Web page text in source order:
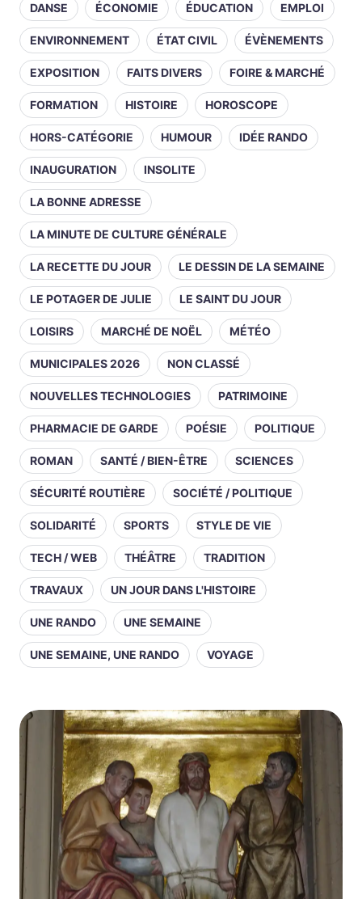
DANSE ÉCONOMIE ÉDUCATION EMPLOI
ENVIRONNEMENT ÉTAT CIVIL ÉVÈNEMENTS
EXPOSITION FAITS DIVERS FOIRE & MARCHÉ
FORMATION HISTOIRE HOROSCOPE
HORS-CATÉGORIE HUMOUR IDÉE RANDO
INAUGURATION INSOLITE
LA BONNE ADRESSE
LA MINUTE DE CULTURE GÉNÉRALE
LA RECETTE DU JOUR LE DESSIN DE LA SEMAINE
LE POTAGER DE JULIE LE SAINT DU JOUR
LOISIRS MARCHÉ DE NOËL MÉTÉO
MUNICIPALES 2026 NON CLASSÉ
NOUVELLES TECHNOLOGIES PATRIMOINE
PHARMACIE DE GARDE POÉSIE POLITIQUE
ROMAN SANTÉ / BIEN-ÊTRE SCIENCES
SÉCURITÉ ROUTIÈRE SOCIÉTÉ / POLITIQUE
SOLIDARITÉ SPORTS STYLE DE VIE
TECH / WEB THÉÂTRE TRADITION
TRAVAUX UN JOUR DANS L'HISTOIRE
UNE RANDO UNE SEMAINE
UNE SEMAINE, UNE RANDO VOYAGE